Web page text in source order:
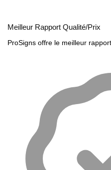
Meilleur Rapport Qualité/Prix
ProSigns offre le meilleur